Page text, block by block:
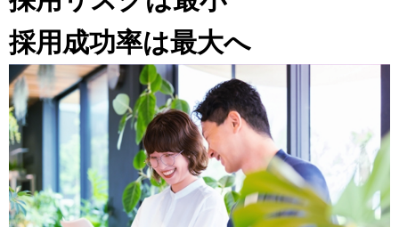
採用成功率は最大へ